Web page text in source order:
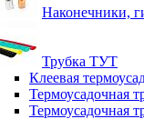
Наконечники,
Трубка ТУТ
Клеевая
Термоусадочная
Термоусадочная